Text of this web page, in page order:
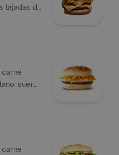
tajadas de
grillé,
carne
suero,
blanca
carne